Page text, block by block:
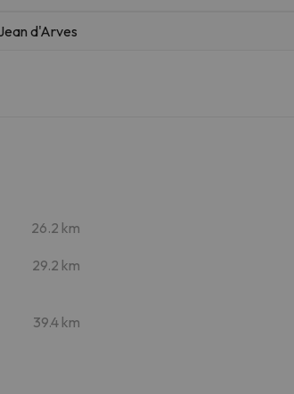
d'Arves
26.2 km
29.2 km
39.4 km